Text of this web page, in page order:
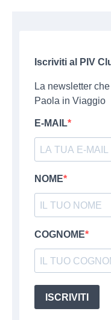
Iscriviti al PIV
La newsletter
Paola in Viaggio
E-MAIL
NOME
COGNOME
ISCRIVITI